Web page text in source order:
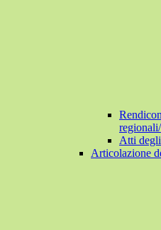
Atti
Articolazione